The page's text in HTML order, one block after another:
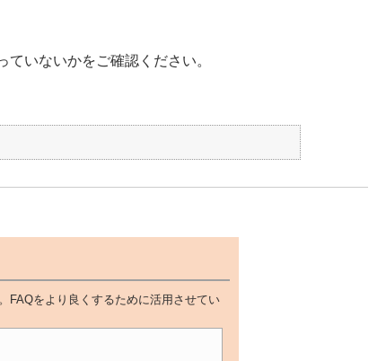
いないかをご確認ください。
FAQをより良くするために活用させてい